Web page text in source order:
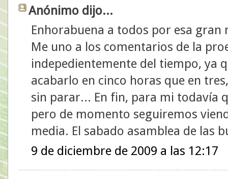
Anónimo dijo...
Enhorabuena a todos por esa
Me uno a los comentarios de la
indepedientemente del tiempo, ya
acabarlo en cinco horas que en
sin parar... En fin, para mi todavía
pero de momento seguiremos
media. El sabado asamblea de las
9 de diciembre de 2009 a las 12:17